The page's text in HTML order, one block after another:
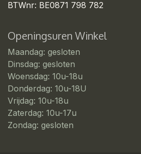
BTWnr: BE0871 798 782
Openingsuren Winkel
Maandag: gesloten
Dinsdag: gesloten
Woensdag: 10u-18u
Donderdag: 10u-18U
Vrijdag: 10u-18u
Zaterdag: 10u-17u
Zondag: gesloten